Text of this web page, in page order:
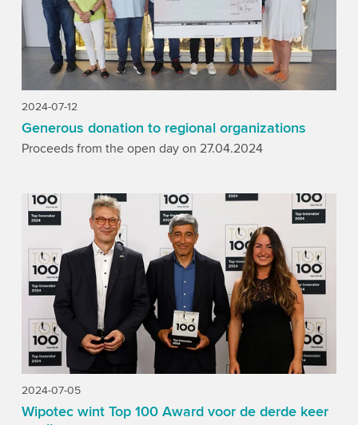
2024-07-12
Generous donation to regional organizations
Proceeds from the open day on 27.04.2024
2024-07-05
Wipotec wint Top 100 Award voor de derde keer